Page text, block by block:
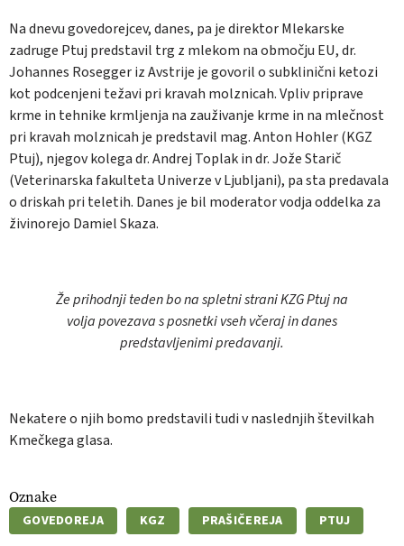
Na dnevu govedorejcev, danes, pa je direktor Mlekarske
zadruge Ptuj predstavil trg z mlekom na območju EU, dr.
Johannes Rosegger iz Avstrije je govoril o subklinični ketozi
kot podcenjeni težavi pri kravah molznicah. Vpliv priprave
krme in tehnike krmljenja na zauživanje krme in na mlečnost
pri kravah molznicah je predstavil mag. Anton Hohler (KGZ
Ptuj), njegov kolega dr. Andrej Toplak in dr. Jože Starič
(Veterinarska fakulteta Univerze v Ljubljani), pa sta predavala
o driskah pri teletih. Danes je bil moderator vodja oddelka za
živinorejo Damiel Skaza.
Že prihodnji teden bo na spletni strani KZG Ptuj na
volja povezava s posnetki vseh včeraj in danes
predstavljenimi predavanji.
Nekatere o njih bomo predstavili tudi v naslednjih številkah
Kmečkega glasa.
Oznake
GOVEDOREJA KGZ PRAŠIČEREJA PTUJ